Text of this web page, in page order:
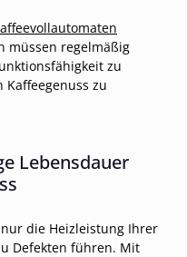
müssen regelmäßig
zu
zu
Lebensdauer
die Heizleistung Ihrer
Defekten führen. Mit